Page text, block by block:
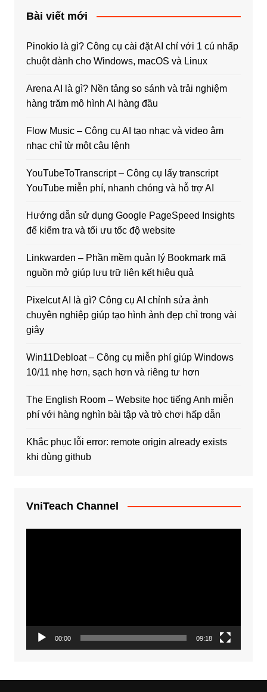
Bài viết mới
Pinokio là gì? Công cụ cài đặt AI chỉ với 1 cú nhấp
chuột dành cho Windows, macOS và Linux
Arena AI là gì? Nền tảng so sánh và trải nghiệm
hàng trăm mô hình AI hàng đầu
Flow Music – Công cụ AI tạo nhạc và video âm
nhạc chỉ từ một câu lệnh
YouTubeToTranscript – Công cụ lấy transcript
YouTube miễn phí, nhanh chóng và hỗ trợ AI
Hướng dẫn sử dụng Google PageSpeed Insights
để kiểm tra và tối ưu tốc độ website
Linkwarden – Phần mềm quản lý Bookmark mã
nguồn mở giúp lưu trữ liên kết hiệu quả
Pixelcut AI là gì? Công cụ AI chỉnh sửa ảnh
chuyên nghiệp giúp tạo hình ảnh đẹp chỉ trong vài
giây
Win11Debloat – Công cụ miễn phí giúp Windows
10/11 nhẹ hơn, sạch hơn và riêng tư hơn
The English Room – Website học tiếng Anh miễn
phí với hàng nghìn bài tập và trò chơi hấp dẫn
Khắc phục lỗi error: remote origin already exists
khi dùng github
VniTeach Channel
00:00 09:18